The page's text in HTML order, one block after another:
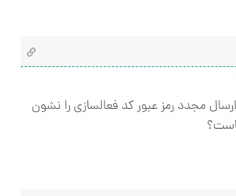
مجدد رمز عبور کد فعالسازی را نشون